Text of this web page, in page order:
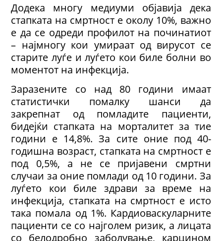
Додека многу медиуми објавија дека
стапката на смртност е околу 10%, важно
е да се одреди профилот на починатиот
– најмногу кои умираат од вирусот се
старите луѓе и луѓето кои биле болни во
моментот на инфекција.
Заразените со над 80 години имаат
статистички помалку шанси да
закрепнат од помладите пациенти,
бидејќи стапката на морталитет за тие
години е 14,8%. За сите оние под 40-
годишна возраст, стапката на смртност е
под 0,5%, а не се пријавени смртни
случаи за оние помлади од 10 години. За
луѓето кои биле здрави за време на
инфекција, стапката на смртност е исто
така помала од 1%. Кардиоваскуларните
пациенти се со најголем ризик, а лицата
со белодробно заболување, карцином